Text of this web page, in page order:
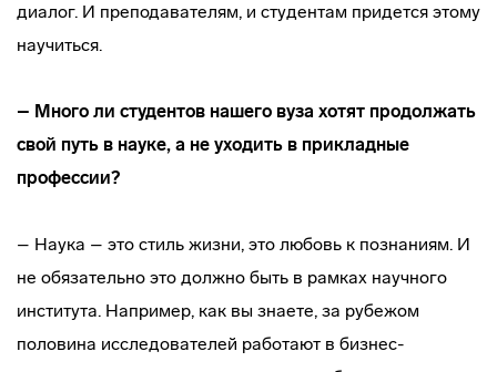
диалог. И преподавателям, и студентам придется этому
научиться.
– Много ли студентов нашего вуза хотят продолжать
свой путь в науке, а не уходить в прикладные
профессии?
– Наука – это стиль жизни, это любовь к познаниям. И
не обязательно это должно быть в рамках научного
института. Например, как вы знаете, за рубежом
половина исследователей работают в бизнес-